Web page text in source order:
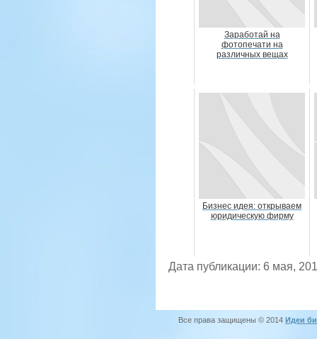
Заработай на
фотопечати на
различных вещах
Бизнес идея: открываем
юридическую фирму
Дата публикации: 6 мая,
Все права защищены © 2014 Идеи